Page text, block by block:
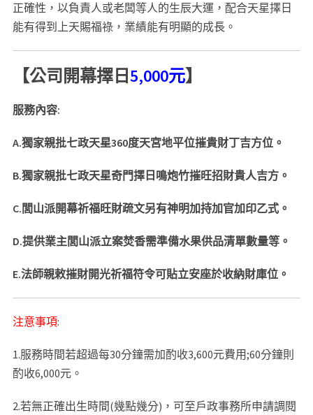
正確性，以負責人或老闆等人的生辰大運，配合天星擇日
能有得到上天賜福祿，業績能有明顯的成長。
【公司開幕擇日5,000元】
服務內容:
A.獨家親批七政天星360度天宮地平位摧貴財丁吉方位。
B.獨家親批七政天星奇門擇日鳴炮竹摧旺招財貴人吉方。
C. 閭山派開幕祈福旺財疏文另有神明加持加官加印乙式。
D.提供業主閭山派立案焚香需準備水果供品清單數量等。
E.法師親敕摧財開光祈福符令可貼立安座於收納財庫位。
注意事項:
1.服務時間若超過每30分鐘需加酌收3,600元費用;60分鐘則
酌收6,000元。
2.若無正確出生時間(幾點幾分)，可至戶政事務所申請調閱